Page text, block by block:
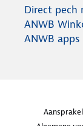
Direct pech
ANWB
ANWB apps